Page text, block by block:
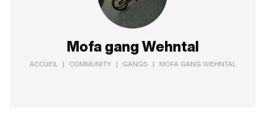
Mofa gang Wehntal
ACCUEIL | COMMUNITY | GANGS | MOFA GANG WEHNTAL